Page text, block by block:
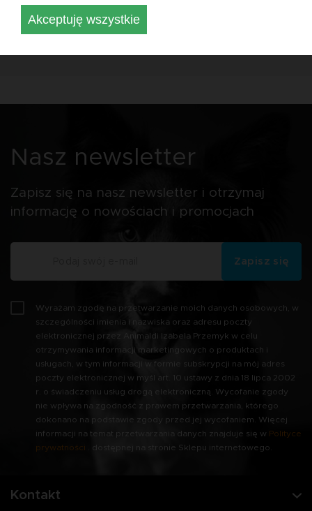
Informacja o plasowaniu wyników wyszukiwania
Kontakt
Nasz newsletter
Zapisz się na nasz newsletter i otrzymaj
informację o nowościach i promocjach
Wyrażam zgodę na przetwarzanie moich danych osobowych, w
szczególności imienia i nazwiska oraz adresu poczty
elektronicznej przez Animaldi Izabela Przemyk w celu
otrzymywania informacji marketingowych o produktach i
usługach, w tym informacji w formie subskrypcji na mój adres
poczty elektronicznej w myśl art. 10 ustawy z dnia 18 lipca 2002
r. o świadczeniu usług drogą elektroniczną. Wycofanie zgody
nie wpływa na zgodność z prawem przetwarzania, którego
dokonano na podstawie zgody przed jej wycofaniem. Więcej
informacji na temat przetwarzania danych znajduje się w Polityce
prywatności
. dostępnej na stronie Sklepu internetowego.
Zapisz się
Akceptuję wszystkie